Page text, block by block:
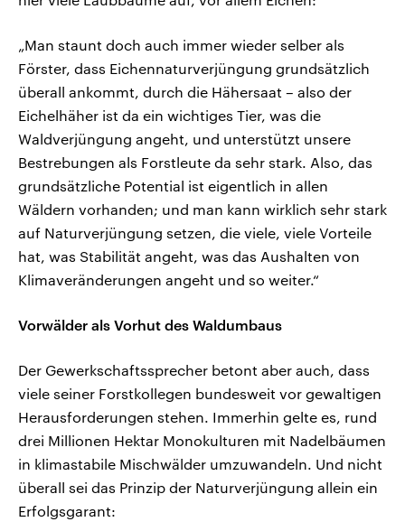
„Man staunt doch auch immer wieder selber als
Förster, dass Eichennaturverjüngung grundsätzlich
überall ankommt, durch die Hähersaat – also der
Eichelhäher ist da ein wichtiges Tier, was die
Waldverjüngung angeht, und unterstützt unsere
Bestrebungen als Forstleute da sehr stark. Also, das
grundsätzliche Potential ist eigentlich in allen
Wäldern vorhanden; und man kann wirklich sehr stark
auf Naturverjüngung setzen, die viele, viele Vorteile
hat, was Stabilität angeht, was das Aushalten von
Klimaveränderungen angeht und so weiter.“
Vorwälder als Vorhut des Waldumbaus
Der Gewerkschaftssprecher betont aber auch, dass
viele seiner Forstkollegen bundesweit vor gewaltigen
Herausforderungen stehen. Immerhin gelte es, rund
drei Millionen Hektar Monokulturen mit Nadelbäumen
in klimastabile Mischwälder umzuwandeln. Und nicht
überall sei das Prinzip der Naturverjüngung allein ein
Erfolgsgarant: